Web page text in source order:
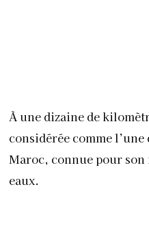
À une dizaine de
considérée comme
Maroc, connue pour son
eaux.